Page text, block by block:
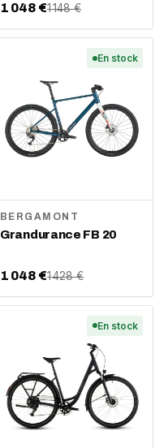
1 048 €1 148 €
En stock
BERGAMONT
Grandurance FB 20
1 048 €1 428 €
En stock